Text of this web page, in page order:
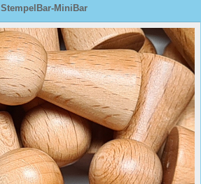
StempelBar-MiniBar